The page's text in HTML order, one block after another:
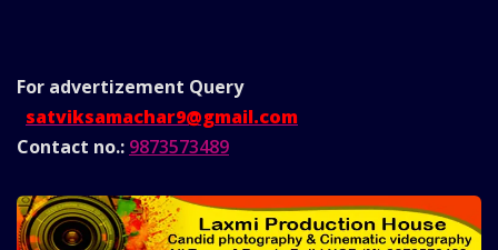
For advertizement Query
satviksamachar9@gmail.com
Contact no.: 9873573489